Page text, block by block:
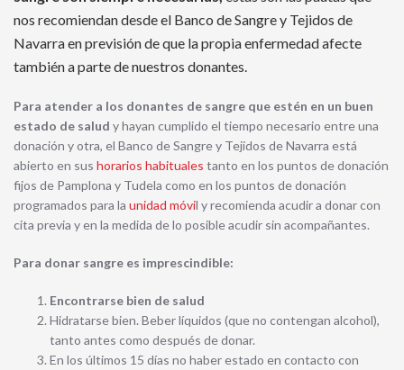
nos recomiendan desde el Banco de Sangre y Tejidos de
Navarra en previsión de que la propia enfermedad afecte
también a parte de nuestros donantes.
Para atender a los donantes de sangre que estén en un buen
estado de salud y hayan cumplido el tiempo necesario entre una
donación y otra, el Banco de Sangre y Tejidos de Navarra está
abierto en sus horarios habituales tanto en los puntos de donación
fijos de Pamplona y Tudela como en los puntos de donación
programados para la unidad móvil y recomienda acudir a donar con
cita previa y en la medida de lo posible acudir sin acompañantes.
Para donar sangre es imprescindible:
Encontrarse bien de salud
Hidratarse bien. Beber líquidos (que no contengan alcohol),
tanto antes como después de donar.
En los últimos 15 días no haber estado en contacto con